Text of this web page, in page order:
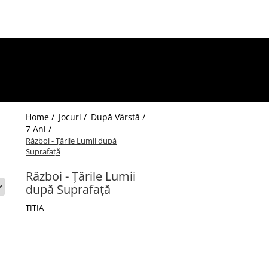
Home / Jocuri / După Vârstă /
7 Ani /
Război - Țările Lumii după
Suprafață
Război - Țările Lumii
după Suprafață
TITIA